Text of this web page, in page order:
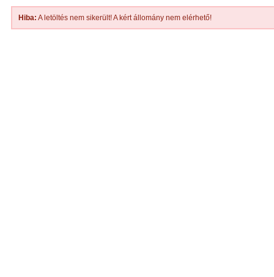
Hiba: A letöltés nem sikerült! A kért állomány nem elérhető!